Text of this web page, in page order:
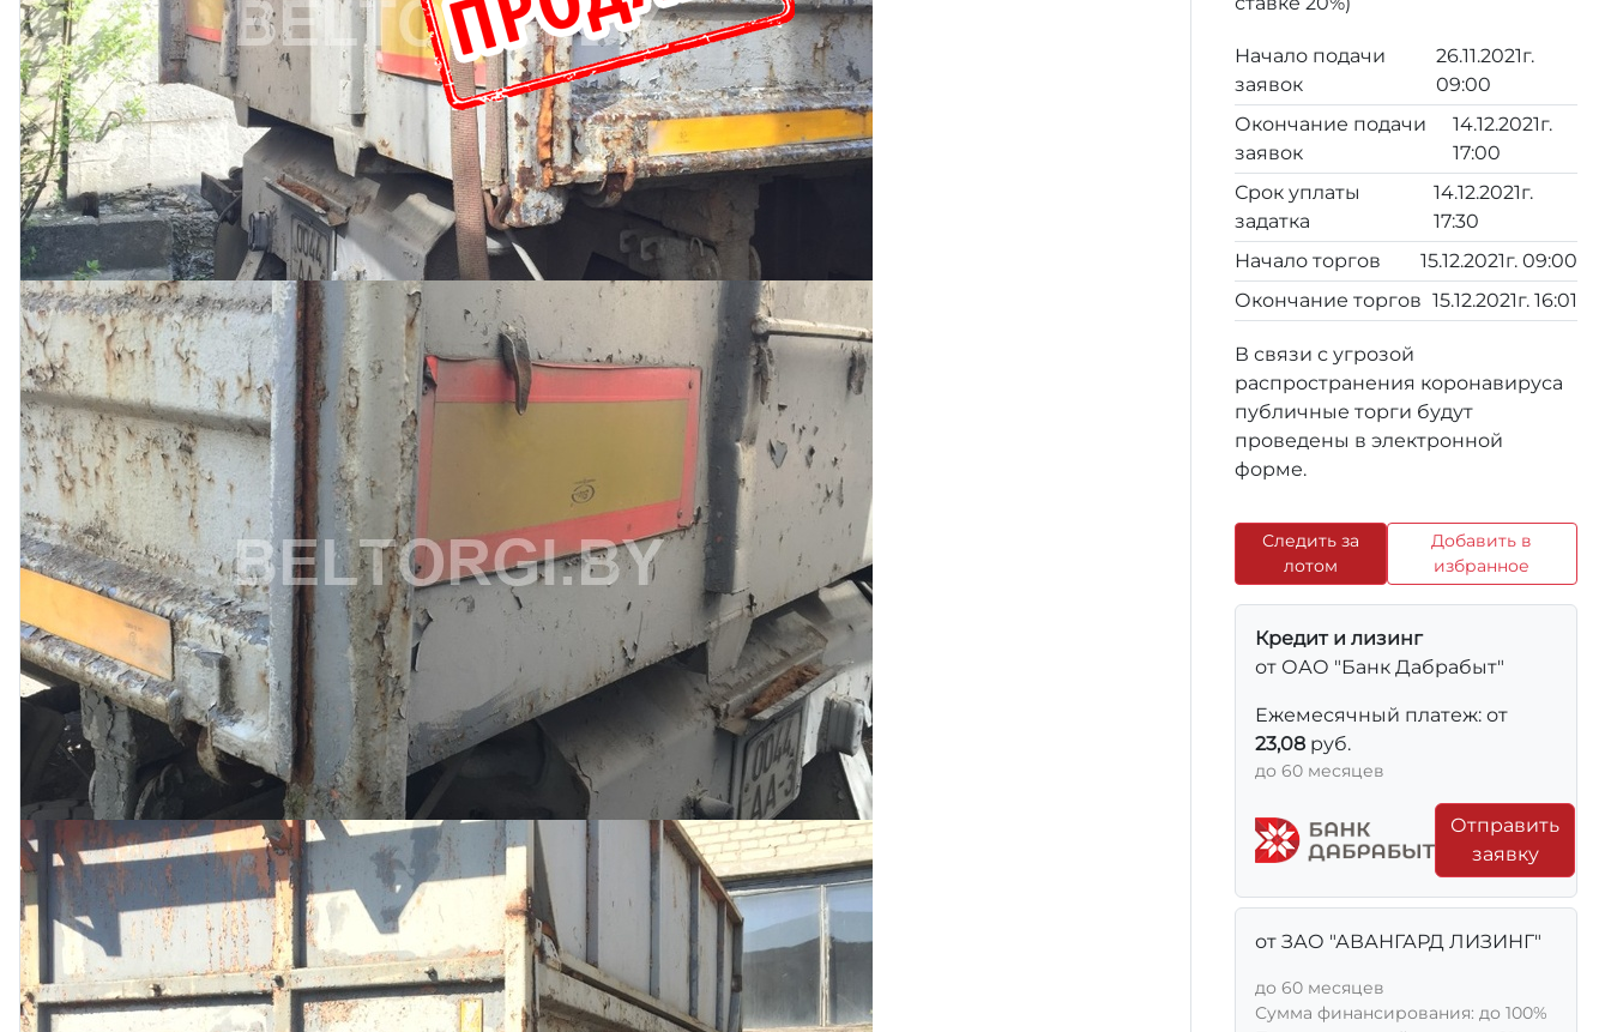
Начало подачи
заявок
26.11.2021г.
09:00
Окончание подачи
заявок
14.12.2021г.
17:00
Срок уплаты
задатка
14.12.2021г.
17:30
Начало торгов
15.12.2021г. 09:00
Окончание торгов 15.12.2021г. 16:01
В связи с угрозой
распространения коронавируса
публичные торги будут
проведены в электронной
форме.
Следить за
лотом
Добавить в
избранное
Кредит и лизинг
от ОАО "Банк Дабрабыт"
Ежемесячный платеж: от
23,08 руб.
до 60 месяцев
Отправить
заявку
от ЗАО "АВАНГАРД ЛИЗИНГ"
до 60 месяцев
Сумма финансирования: до 100%